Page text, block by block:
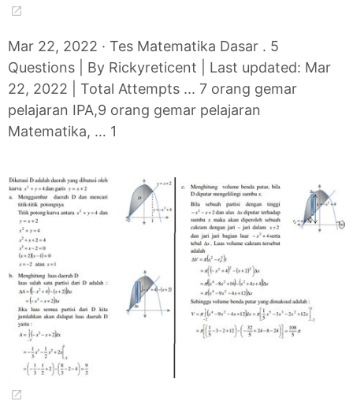
Mar 22, 2022 · Tes Matematika Dasar . 5
Questions | By Rickyreticent | Last updated: Mar
22, 2022 | Total Attempts ... 7 orang gemar
pelajaran IPA,9 orang gemar pelajaran
Matematika, … 1